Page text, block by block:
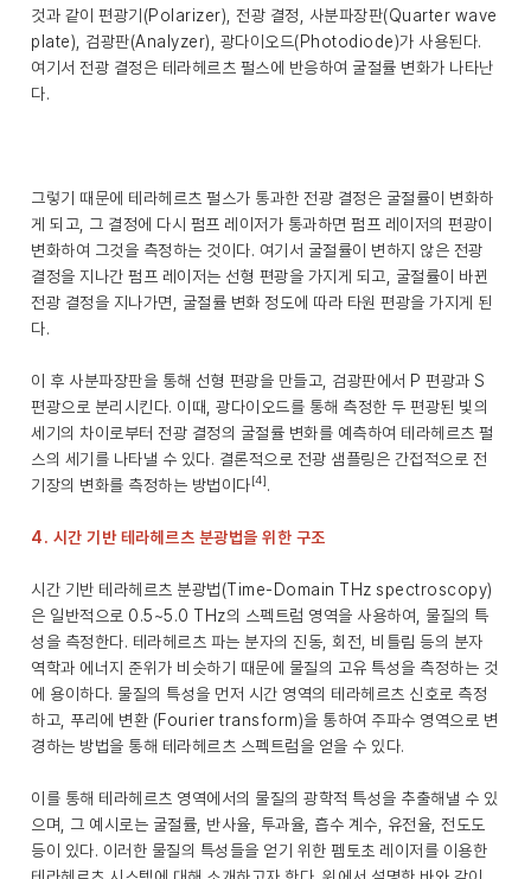
것과 같이 편광기(Polarizer), 전광 결정, 사분파장판(Quarter wave
plate), 검광판(Analyzer), 광다이오드(Photodiode)가 사용된다.
여기서 전광 결정은 테라헤르츠 펄스에 반응하여 굴절률 변화가 나타난
다.
그렇기 때문에 테라헤르츠 펄스가 통과한 전광 결정은 굴절률이 변화하
게 되고, 그 결정에 다시 펌프 레이저가 통과하면 펌프 레이저의 편광이
변화하여 그것을 측정하는 것이다. 여기서 굴절률이 변하지 않은 전광
결정을 지나간 펌프 레이저는 선형 편광을 가지게 되고, 굴절률이 바뀐
전광 결정을 지나가면, 굴절률 변화 정도에 따라 타원 편광을 가지게 된
다.
이 후 사분파장판을 통해 선형 편광을 만들고, 검광판에서 P 편광과 S
편광으로 분리시킨다. 이때, 광다이오드를 통해 측정한 두 편광된 빛의
세기의 차이로부터 전광 결정의 굴절률 변화를 예측하여 테라헤르츠 펄
스의 세기를 나타낼 수 있다. 결론적으로 전광 샘플링은 간접적으로 전
기장의 변화를 측정하는 방법이다[4].
4. 시간 기반 테라헤르츠 분광법을 위한 구조
시간 기반 테라헤르츠 분광법(Time-Domain THz spectroscopy)
은 일반적으로 0.5~5.0 THz의 스펙트럼 영역을 사용하여, 물질의 특
성을 측정한다. 테라헤르츠 파는 분자의 진동, 회전, 비틀림 등의 분자
역학과 에너지 준위가 비슷하기 때문에 물질의 고유 특성을 측정하는 것
에 용이하다. 물질의 특성을 먼저 시간 영역의 테라헤르츠 신호로 측정
하고, 푸리에 변환 (Fourier transform)을 통하여 주파수 영역으로 변
경하는 방법을 통해 테라헤르츠 스펙트럼을 얻을 수 있다.
이를 통해 테라헤르츠 영역에서의 물질의 광학적 특성을 추출해낼 수 있
으며, 그 예시로는 굴절률, 반사율, 투과율, 흡수 계수, 유전율, 전도도
등이 있다. 이러한 물질의 특성들을 얻기 위한 펨토초 레이저를 이용한